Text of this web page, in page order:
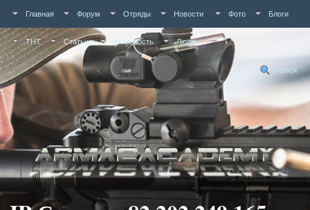
Главная Форум Отряды Новости Фото Блоги
ТНТ Статьи Активность Люди
Поиск